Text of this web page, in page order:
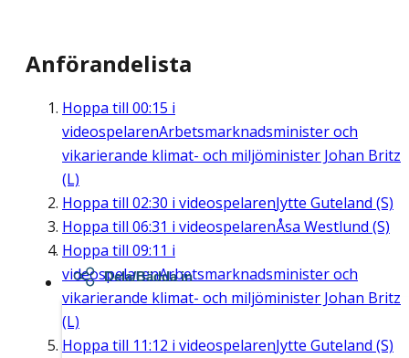
Anförandelista
Hoppa till 00:15 i
videospelarenArbetsmarknadsminister och
vikarierande klimat- och miljöminister Johan Britz
(L)
Hoppa till 02:30 i videospelarenJytte Guteland (S)
Hoppa till 06:31 i videospelarenÅsa Westlund (S)
Hoppa till 09:11 i
videospelarenArbetsmarknadsminister och
vikarierande klimat- och miljöminister Johan Britz
(L)
Hoppa till 11:12 i videospelarenJytte Guteland (S)
Dela/Bädda in